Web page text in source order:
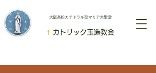
† カトリック玉造教会
​大阪高松カテドラル聖マリア大聖堂